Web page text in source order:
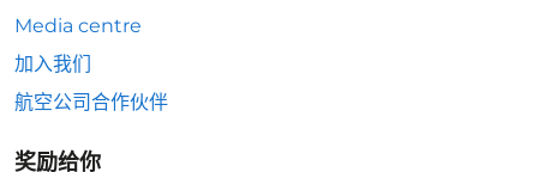
Media centre
加入我们
航空公司合作伙伴
奖励给你